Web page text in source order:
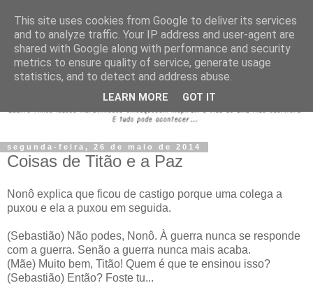
segunda-feira, 26 de maio de 2014
Coisas de Titão e a Paz
Nonô explica que ficou de castigo porque uma colega a
puxou e ela a puxou em seguida.
(Sebastião) Não podes, Nonô. À guerra nunca se responde
com a guerra. Senão a guerra nunca mais acaba.
(Mãe) Muito bem, Titão! Quem é que te ensinou isso?
(Sebastião) Então? Foste tu...
This site uses cookies from Google to deliver its services
and to analyze traffic. Your IP address and user-agent are
shared with Google along with performance and security
metrics to ensure quality of service, generate usage
statistics, and to detect and address abuse.
LEARN MORE GOT IT